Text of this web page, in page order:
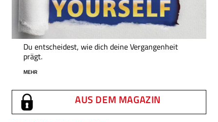
Du entscheidest, wie dich deine Vergangenheit
prägt.
MEHR
AUS DEM MAGAZIN